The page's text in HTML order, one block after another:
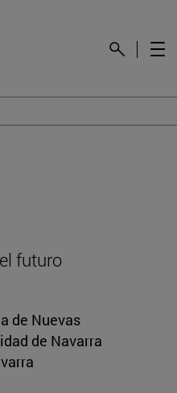
futuro
de Nuevas
de Navarra